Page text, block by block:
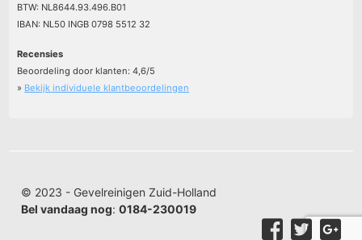
BTW: NL8644.93.496.B01
IBAN: NL50 INGB 0798 5512 32
Recensies
Beoordeling door klanten:4,6/5
» Bekijk individuele klantbeoordelingen
© 2023 - Gevelreinigen Zuid-Holland
Bel vandaag nog:0184-230019